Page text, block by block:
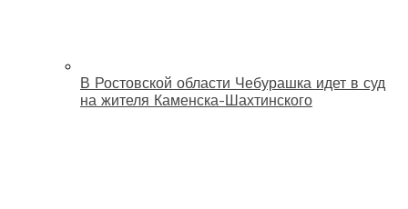
В Ростовской области Чебурашка идет в суд
на жителя Каменска-Шахтинского